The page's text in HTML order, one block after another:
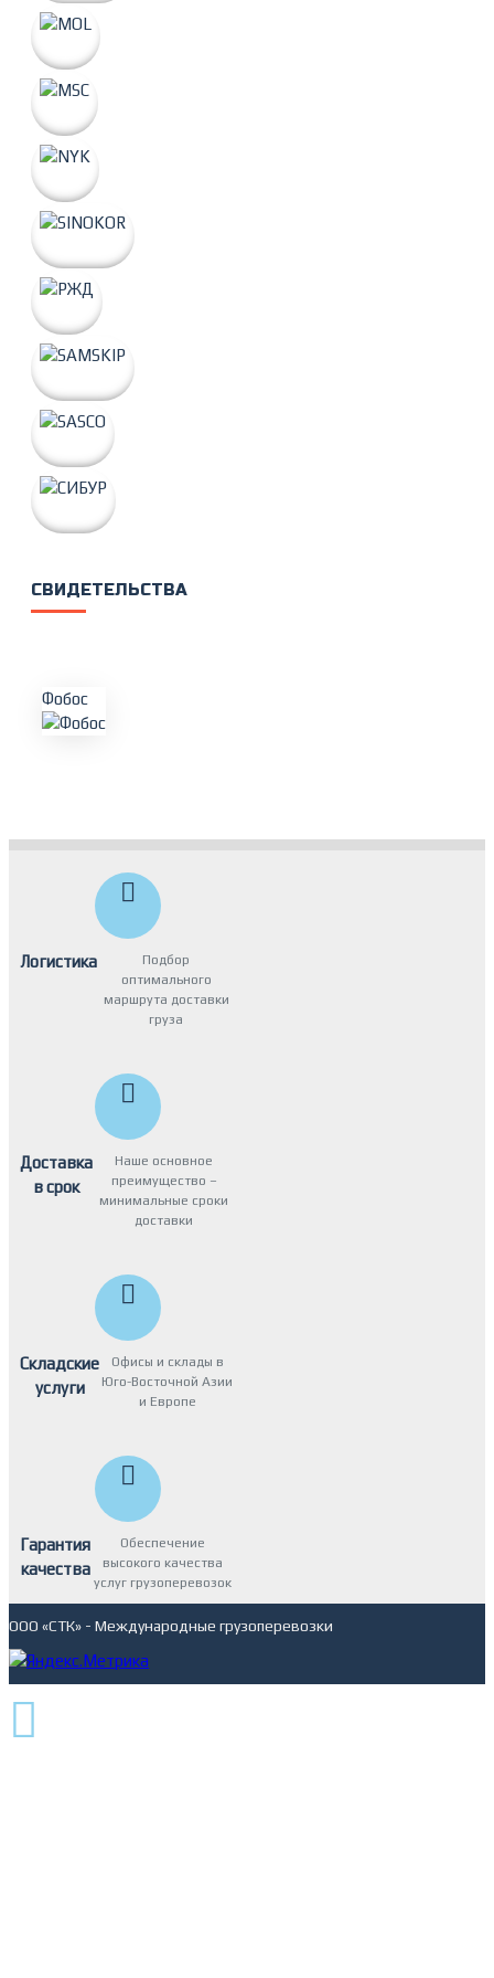
СВИДЕТЕЛЬСТВА
Логистика
Подбор
оптимального
маршрута доставки
груза
Доставка
в срок
Наше основное
преимущество –
минимальные сроки
доставки
Складские
услуги
Офисы и склады в
Юго-Восточной Азии
и Европе
Гарантия
качества
Обеспечение
высокого качества
услуг грузоперевозок
ООО «СТК» - Международные грузоперевозки